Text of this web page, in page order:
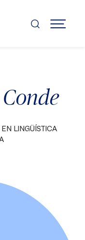
MENÚ
LINGÜÍSTICA